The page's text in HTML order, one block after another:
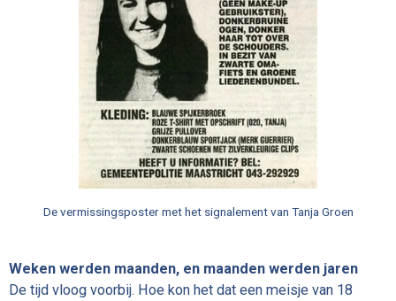
De vermissingsposter met het signalement van Tanja Groen
Weken werden maanden, en maanden werden jaren
De tijd vloog voorbij. Hoe kon het dat een meisje van 18